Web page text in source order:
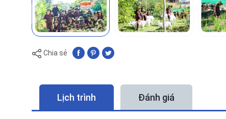
Chia sẻ
Lịch trình Đánh giá